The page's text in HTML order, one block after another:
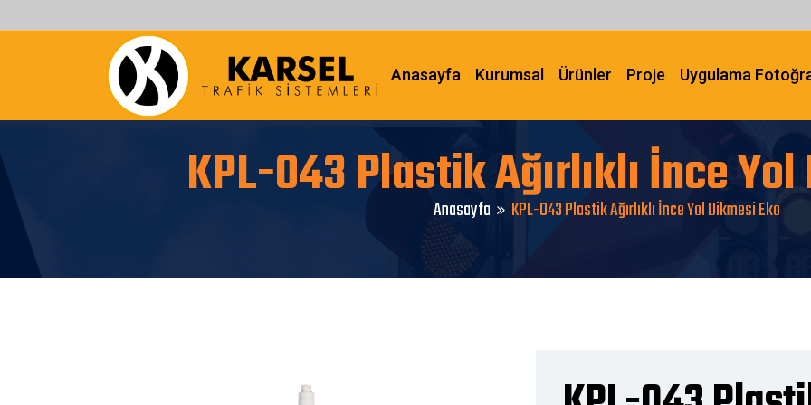
Anasayfa Kurumsal Ürünler Proje Uygulama
KPL-043 Plastik Ağırlıklı İnce
Anasayfa KPL-043 Plastik Ağırlıklı İnce Yol Dikmesi Eko